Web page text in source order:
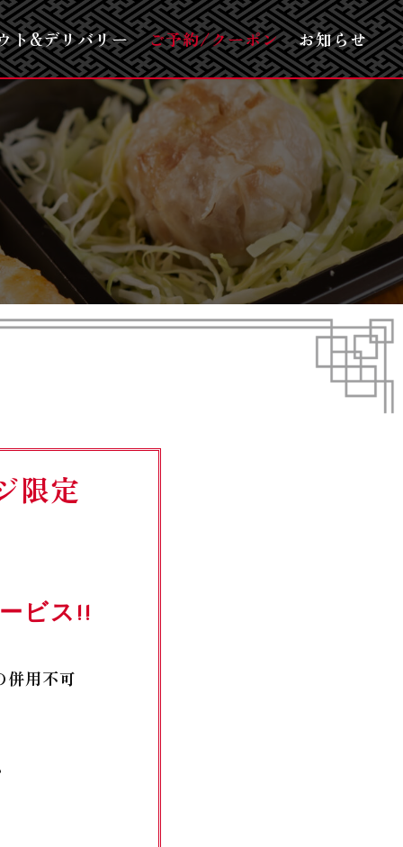
ト&デリバリー ご予約/クーポン お知らせ
限定
ビス!!
併用不可